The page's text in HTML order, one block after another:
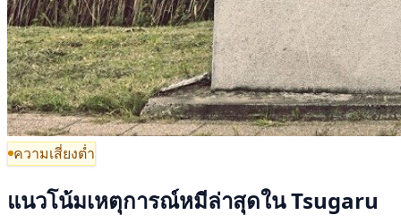
ความเสี่ยงต่ำ
แนวโน้มเหตุการณ์หมีล่าสุดใน Tsugaru